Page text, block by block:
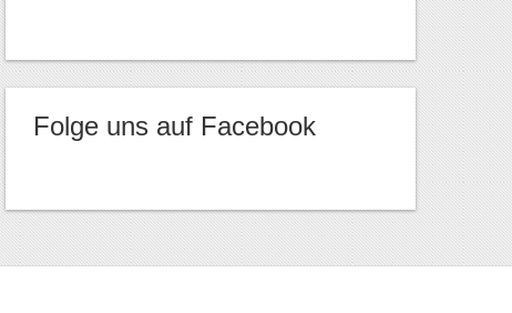
Folge uns auf Facebook